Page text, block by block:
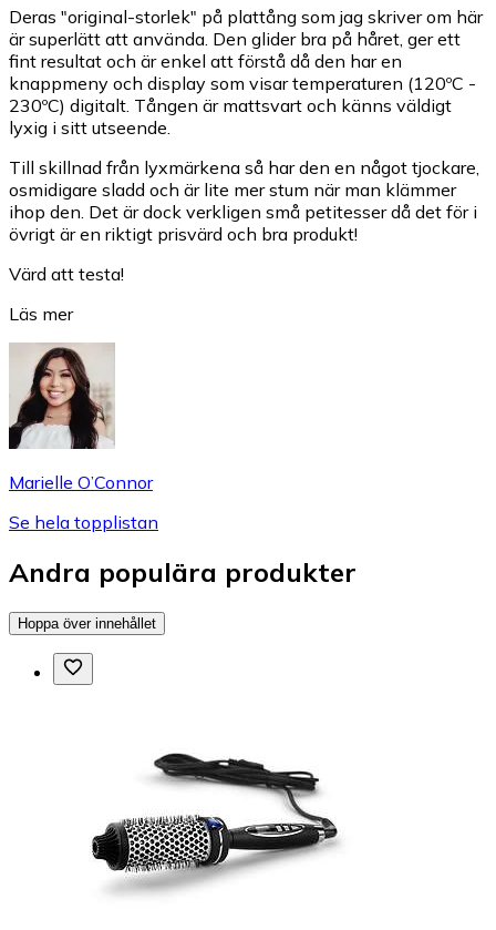
Deras "original-storlek" på plattång som jag skriver om här
är superlätt att använda. Den glider bra på håret, ger ett
fint resultat och är enkel att förstå då den har en
knappmeny och display som visar temperaturen (120ºC -
230ºC) digitalt. Tången är mattsvart och känns väldigt
lyxig i sitt utseende.
Till skillnad från lyxmärkena så har den en något tjockare,
osmidigare sladd och är lite mer stum när man klämmer
ihop den. Det är dock verkligen små petitesser då det för i
övrigt är en riktigt prisvärd och bra produkt!
Värd att testa!
Läs mer
Marielle O’Connor
Se hela topplistan
Andra populära produkter
Hoppa över innehållet